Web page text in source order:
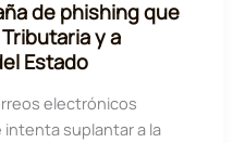
de phishing que
y a
Estado
electrónicos
suplantar a la